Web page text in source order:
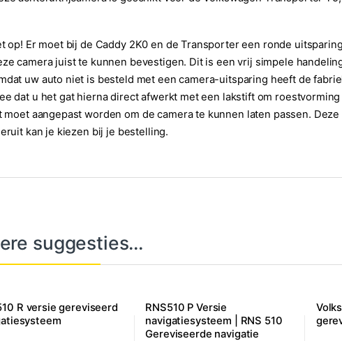
op! Er moet bij de Caddy 2K0 en de Transporter een ronde
camera juist te kunnen bevestigen. Dit is een vrij simpele
uw auto niet is besteld met een camera-uitsparing heeft de
dat u het gat hierna direct afwerkt met een lakstift om
moet aangepast worden om de camera te kunnen laten passen.
kan je kiezen bij je bestelling.
suggesties…
R versie gereviseerd
RNS510 P Versie
navigatiesysteem | RNS 510
Gereviseerde navigatie